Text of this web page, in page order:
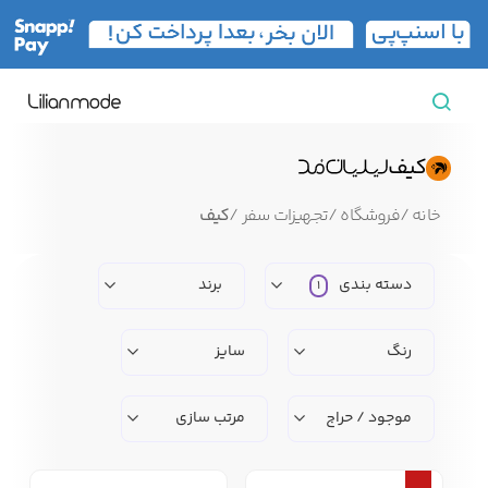
زنانه
کیف
خانه/فروشگاه/تجهیزات سفر /کیف
دسته بندی 1 برند
رنگ سایز
موجود / حراج مرتب سازی